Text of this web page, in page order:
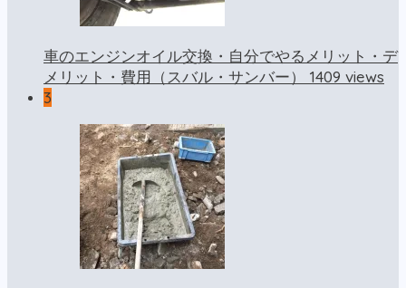
車のエンジンオイル交換・自分でやるメリット・デ
メリット・費用（スバル・サンバー） 1409 views
3